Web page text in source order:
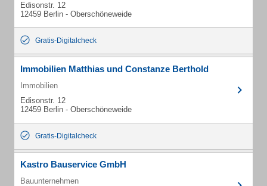
Edisonstr. 12
12459 Berlin - Oberschöneweide
Gratis-Digitalcheck
Immobilien Matthias und Constanze Berthold
Immobilien
Edisonstr. 12
12459 Berlin - Oberschöneweide
Gratis-Digitalcheck
Kastro Bauservice GmbH
Bauunternehmen